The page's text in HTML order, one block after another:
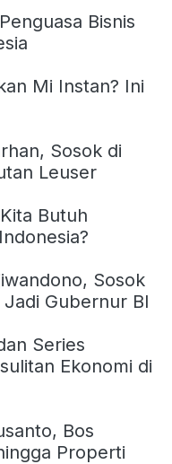
Bisnis
Mi Instan? Ini
Sosok di
Leuser
Butuh
Sosok
Gubernur BI
Series
Ekonomi di
Bos
Properti